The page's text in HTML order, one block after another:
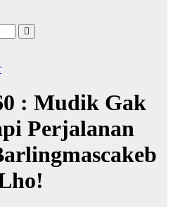
: Mudik Gak
Perjalanan